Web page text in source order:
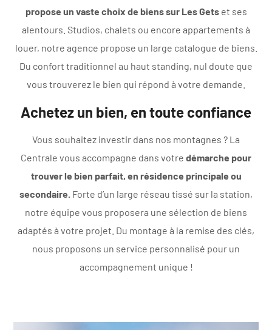
propose un vaste choix de biens sur Les Getset ses
alentours. Studios, chalets ou encore appartements à
louer, notre agence propose un large catalogue de biens.
Du confort traditionnel au haut standing, nul doute que
vous trouverez le bien qui répond à votre demande.
Achetez un bien, en toute confiance
Vous souhaitez investir dans nos montagnes ? La
Centrale vous accompagne dans votre démarche pour
trouver le bien parfait, en résidence principale ou
secondaire. Forte d’un large réseau tissé sur la station,
notre équipe vous proposera une sélection de biens
adaptés à votre projet. Du montage à la remise des clés,
nous proposons un service personnalisé pour un
accompagnement unique !